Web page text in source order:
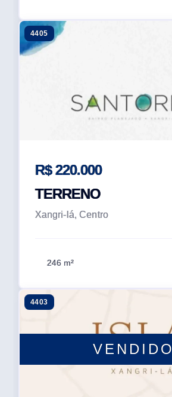
4405
R$ 220.000
TERRENO
Xangri-lá, Centro
246 m²
VENDIDO
4403